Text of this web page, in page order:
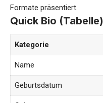
Formate präsentiert.
Quick Bio (Tabelle)
Kategorie
Name
Geburtsdatum